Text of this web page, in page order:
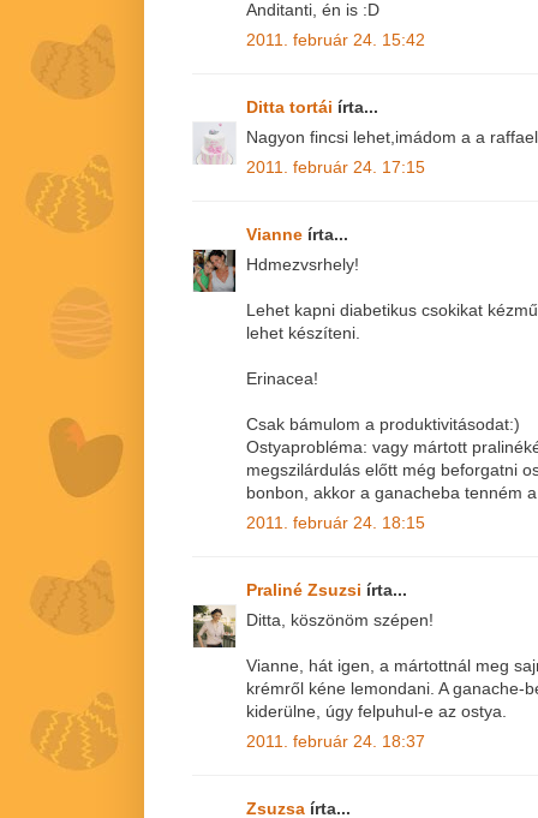
Anditanti, én is :D
2011. február 24. 15:42
Ditta tortái írta...
Nagyon fincsi lehet,imádom a a
2011. február 24. 17:15
Vianne írta...
Hdmezvsrhely!
Lehet kapni diabetikus csokikat
lehet készíteni.
Erinacea!
Csak bámulom a produktivitásodat:)
Ostyaprobléma: vagy mártott
megszilárdulás előtt még beforgatni
bonbon, akkor a ganacheba tenném
2011. február 24. 18:15
Praliné Zsuzsi írta...
Ditta, köszönöm szépen!
Vianne, hát igen, a mártottnál meg
krémről kéne lemondani. A ganache-
kiderülne, úgy felpuhul-e az ostya.
2011. február 24. 18:37
Zsuzsa írta...